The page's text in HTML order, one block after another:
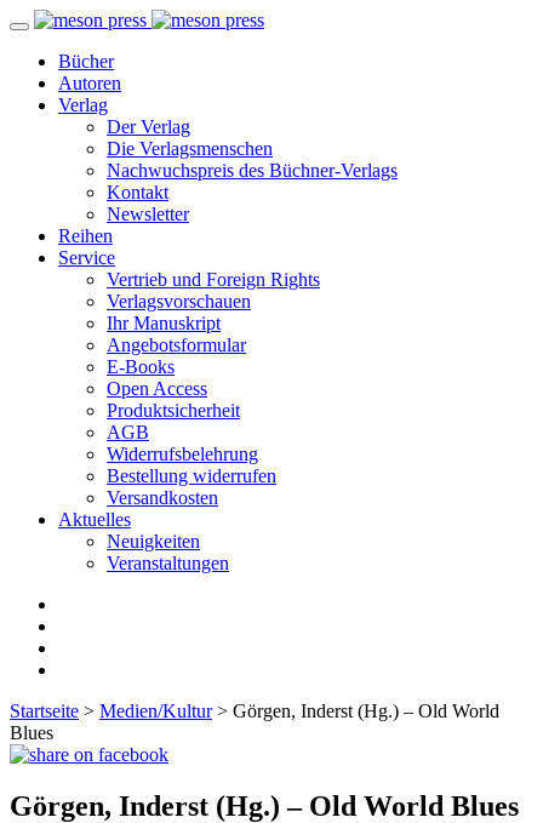
Bücher
Autoren
Verlag
Der Verlag
Die Verlagsmenschen
Nachwuchspreis des Büchner-Verlags
Kontakt
Newsletter
Reihen
Service
Vertrieb und Foreign Rights
Verlagsvorschauen
Ihr Manuskript
Angebotsformular
E-Books
Open Access
Produktsicherheit
AGB
Widerrufsbelehrung
Bestellung widerrufen
Versandkosten
Aktuelles
Neuigkeiten
Veranstaltungen
Startseite > Medien/Kultur> Görgen, Inderst (Hg.) – Old World
Blues
Görgen, Inderst (Hg.) – Old World Blues